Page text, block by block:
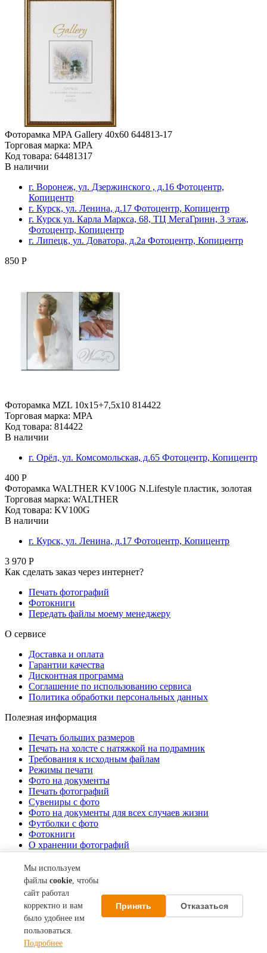
Фоторамка MPA Gallery 40х60 644813-17
Торговая марка: MPA
Код товара: 64481317
В наличии
г. Воронеж, ул. Дзержинского , д.16 Фотоцентр,
Копицентр
г. Курск, ул. Ленина, д.17 Фотоцентр, Копицентр
г. Курск ул. Карла Маркса, 68, ТЦ МегаГринн, 3 этаж,
Фотоцентр, Копицентр
г. Липецк, ул. Доватора, д.2а Фотоцентр, Копицентр
850 Р
Фоторамка MZL 10х15+7,5x10 814422
Торговая марка: MPA
Код товара: 814422
В наличии
г. Орёл, ул. Комсомольская, д.65 Фотоцентр, Копицентр
400 Р
Фоторамка WALTHER KV100G N.Lifestyle пластик, золотая
Торговая марка: WALTHER
Код товара: KV100G
В наличии
г. Курск, ул. Ленина, д.17 Фотоцентр, Копицентр
3 970 Р
Мы используем
файлы cookie, чтобы
сайт работал
корректно и вам
было удобнее им
пользоваться.
Подробнее
Принять Отказаться
Как сделать заказ через интернет?
Печать фотографий
Фотокниги
Передать файлы моему менеджеру
О сервисе
Доставка и оплата
Гарантии качества
Дисконтная программа
Соглашение по использованию сервиса
Политика обработки персональных данных
Полезная информация
Печать больших размеров
Печать на холсте c натяжкой на подрамник
Требования к исходным файлам
Режимы печати
Фото на документы
Печать фотографий
Сувениры с фото
Фото на документы для всех случаев жизни
Футболки с фото
Фотокниги
О хранении фотографий
Стоимость услуг
О компании
Контакты
Акции
О нас
© 2013–2026 Фотосеть СИВМА. Все права защищены.
Мобильная версия